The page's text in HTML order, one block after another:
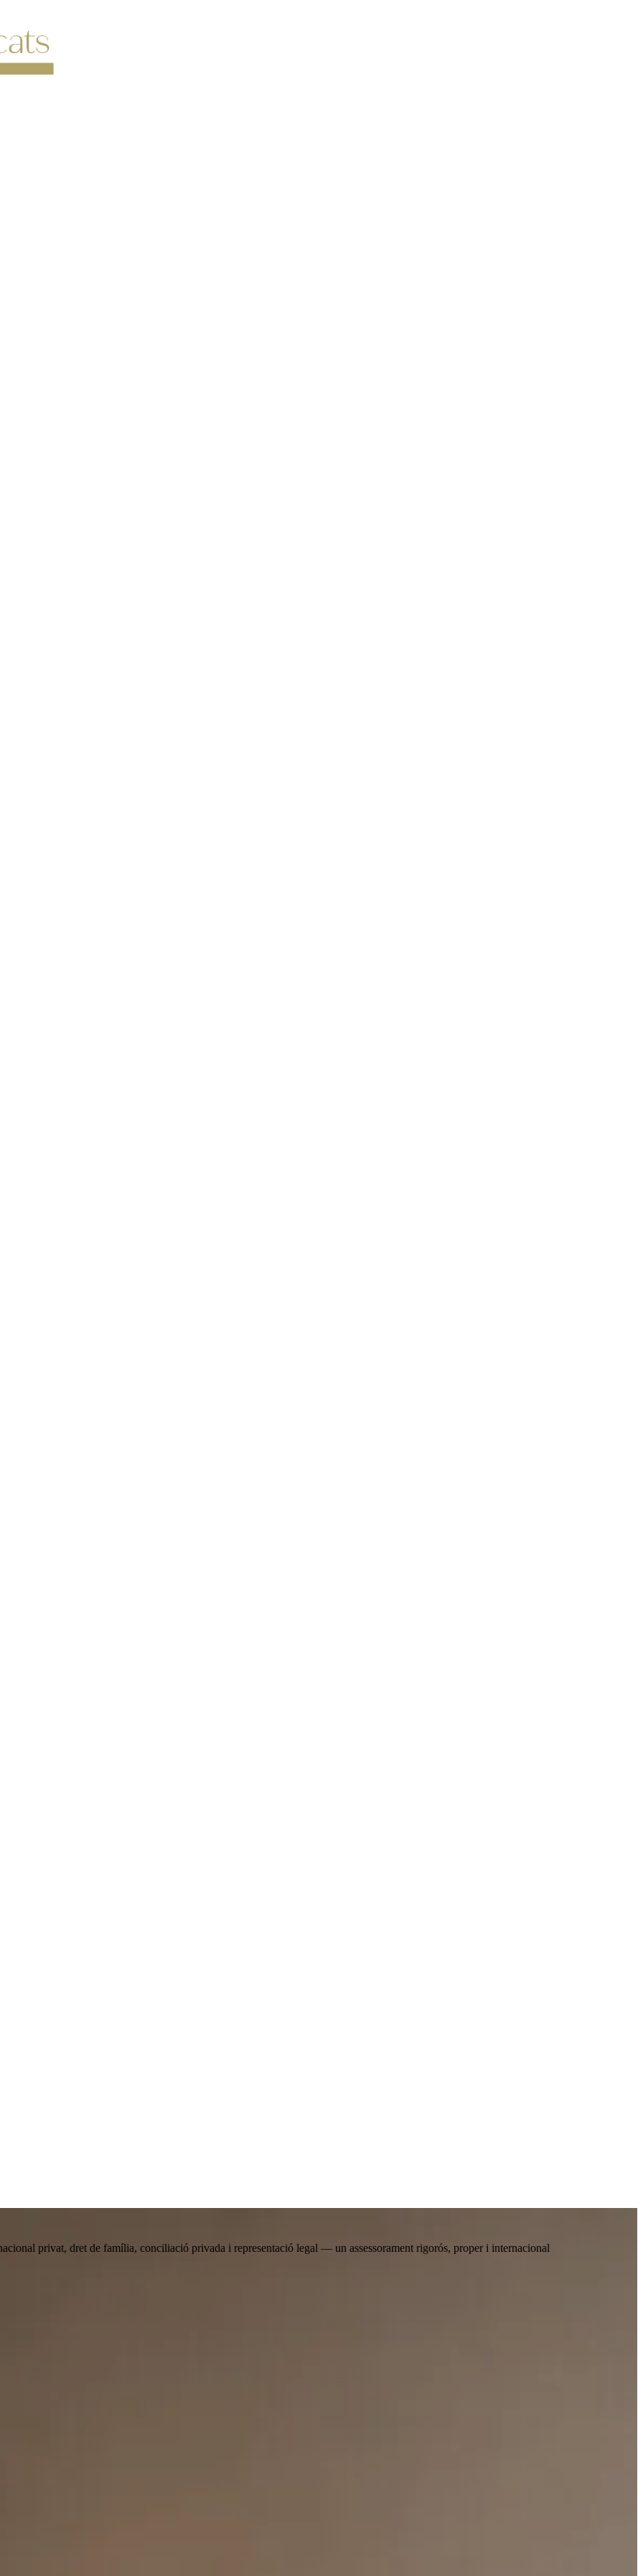
privat, dret de família, conciliació privada i representació legal — un assessorament rigorós, proper i internacional